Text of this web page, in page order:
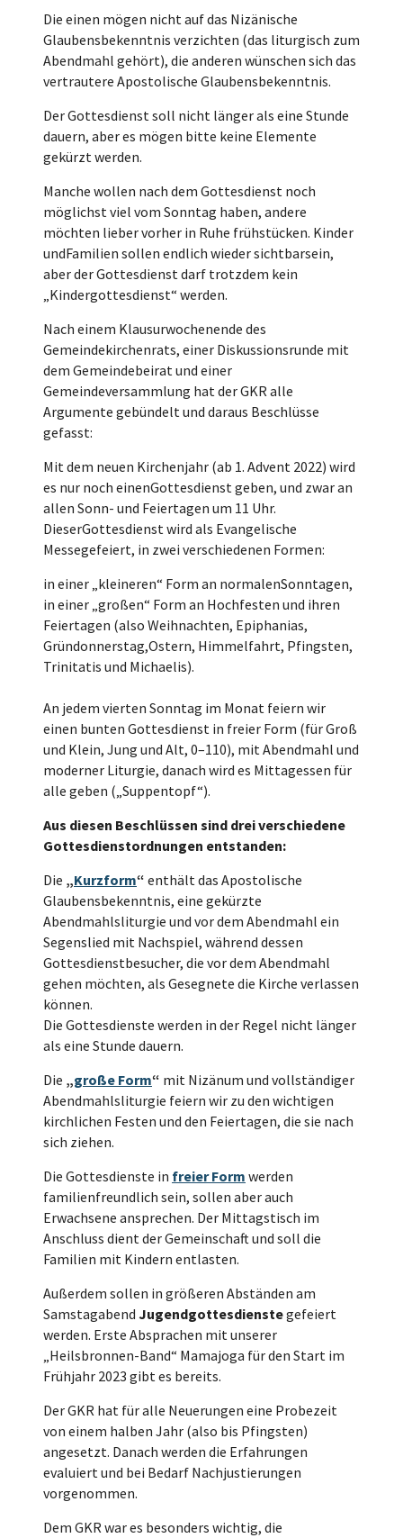
Die einen mögen nicht auf das Nizänische
Glaubensbekenntnis verzichten (das liturgisch zum
Abendmahl gehört), die anderen wünschen sich das
vertrautere Apostolische Glaubensbekenntnis.
Der Gottesdienst soll nicht länger als eine Stunde
dauern, aber es mögen bitte keine Elemente
gekürzt werden.
Manche wollen nach dem Gottesdienst noch
möglichst viel vom Sonntag haben, andere
möchten lieber vorher in Ruhe frühstücken. Kinder
undFamilien sollen endlich wieder sichtbarsein,
aber der Gottesdienst darf trotzdem kein
„Kindergottesdienst“ werden.
Nach einem Klausurwochenende des
Gemeindekirchenrats, einer Diskussionsrunde mit
dem Gemeindebeirat und einer
Gemeindeversammlung hat der GKR alle
Argumente gebündelt und daraus Beschlüsse
gefasst:
Mit dem neuen Kirchenjahr (ab 1. Advent 2022) wird
es nur noch einenGottesdienst geben, und zwar an
allen Sonn- und Feiertagen um 11 Uhr.
DieserGottesdienst wird als Evangelische
Messegefeiert, in zwei verschiedenen Formen:
in einer „kleineren“ Form an normalenSonntagen,
in einer „großen“ Form an Hochfesten und ihren
Feiertagen (also Weihnachten, Epiphanias,
Gründonnerstag,Ostern, Himmelfahrt, Pfingsten,
Trinitatis und Michaelis).
An jedem vierten Sonntag im Monat feiern wir
einen bunten Gottesdienst in freier Form (für Groß
und Klein, Jung und Alt, 0–110), mit Abendmahl und
moderner Liturgie, danach wird es Mittagessen für
alle geben („Suppentopf“).
Aus diesen Beschlüssen sind drei verschiedene
Gottesdienstordnungen entstanden:
Die „Kurzform“ enthält das Apostolische
Glaubensbekenntnis, eine gekürzte
Abendmahlsliturgie und vor dem Abendmahl ein
Segenslied mit Nachspiel, während dessen
Gottesdienstbesucher, die vor dem Abendmahl
gehen möchten, als Gesegnete die Kirche verlassen
können.
Die Gottesdienste werden in der Regel nicht länger
als eine Stunde dauern.
Die „große Form“ mit Nizänum und vollständiger
Abendmahlsliturgie feiern wir zu den wichtigen
kirchlichen Festen und den Feiertagen, die sie nach
sich ziehen.
Die Gottesdienste in freier Form werden
familienfreundlich sein, sollen aber auch
Erwachsene ansprechen. Der Mittagstisch im
Anschluss dient der Gemeinschaft und soll die
Familien mit Kindern entlasten.
Außerdem sollen in größeren Abständen am
Samstagabend Jugendgottesdienstegefeiert
werden. Erste Absprachen mit unserer
„Heilsbronnen-Band“ Mamajoga für den Start im
Frühjahr 2023 gibt es bereits.
Der GKR hat für alle Neuerungen eine Probezeit
von einem halben Jahr (also bis Pfingsten)
angesetzt. Danach werden die Erfahrungen
evaluiert und bei Bedarf Nachjustierungen
vorgenommen.
Dem GKR war es besonders wichtig, die